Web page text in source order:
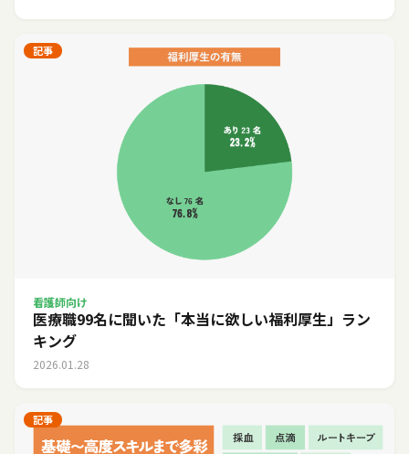
記事
看護師向け
医療職99名に聞いた「本当に欲しい福利厚生」ラン
キング
2026.01.28
記事